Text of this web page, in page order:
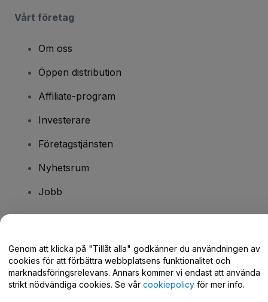
Vårt företag
Om oss
Öppen distribution
Affiliate-program
Investerare
Företagstjänsten
Nyhetsrum
Jobb
Hjälpcenter / Kontakta oss
Genom att klicka på "Tillåt alla" godkänner du användningen av
cookies för att förbättra webbplatsens funktionalitet och
marknadsföringsrelevans. Annars kommer vi endast att använda
strikt nödvändiga cookies. Se vår cookiepolicy för mer info.